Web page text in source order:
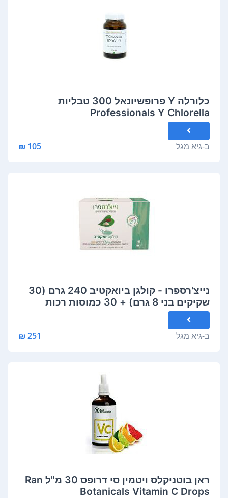
כלורלה Y פרופשיונאל 300 טבליות
Professionals Y Chlorella
ב-גיא מגל 105 ₪
נייצ'רספרו - קולגן ביואקטיב 240 גרם (30
שקיקים בני 8 גרם) + 30 כמוסות רכות
Nature'sPro Collagen Bioactive
ב-גיא מגל 251 ₪
ראן בוטניקלס ויטמין סי דרופס 30 מ"ל Ran
Botanicals Vitamin C Drops